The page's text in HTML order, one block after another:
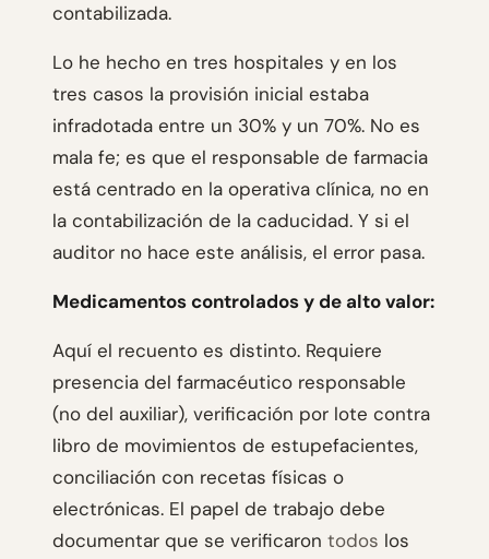
contabilizada.
Lo he hecho en tres hospitales y en los
tres casos la provisión inicial estaba
infradotada entre un 30% y un 70%. No es
mala fe; es que el responsable de farmacia
está centrado en la operativa clínica, no en
la contabilización de la caducidad. Y si el
auditor no hace este análisis, el error pasa.
Medicamentos controlados y de alto valor:
Aquí el recuento es distinto. Requiere
presencia del farmacéutico responsable
(no del auxiliar), verificación por lote contra
libro de movimientos de estupefacientes,
conciliación con recetas físicas o
electrónicas. El papel de trabajo debe
documentar que se verificaron todos los